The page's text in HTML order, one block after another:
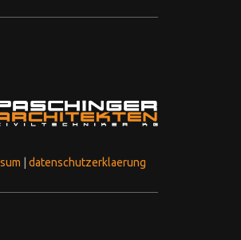
datenschutzerklaerung